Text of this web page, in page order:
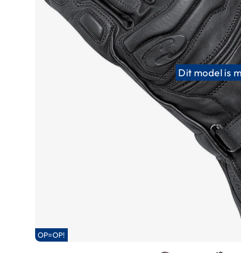
helmen
Dit model is
OP=OP!